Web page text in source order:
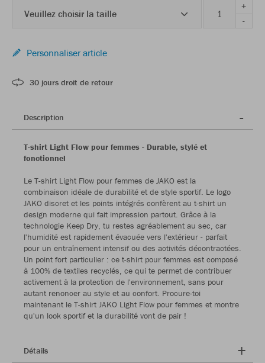
Veuillez choisir la taille
+
-
Personnaliser article
30 jours droit de retour
Description
T-shirt Light Flow pour femmes - Durable, stylé et
fonctionnel
Le T-shirt Light Flow pour femmes de JAKO est la
combinaison idéale de durabilité et de style sportif. Le logo
JAKO discret et les points intégrés confèrent au t-shirt un
design moderne qui fait impression partout. Grâce à la
technologie Keep Dry, tu restes agréablement au sec, car
l'humidité est rapidement évacuée vers l'extérieur - parfait
pour un entraînement intensif ou des activités décontractées.
Un point fort particulier : ce t-shirt pour femmes est composé
à 100% de textiles recyclés, ce qui te permet de contribuer
activement à la protection de l'environnement, sans pour
autant renoncer au style et au confort. Procure-toi
maintenant le T-shirt JAKO Light Flow pour femmes et montre
qu'un look sportif et la durabilité vont de pair !
Détails